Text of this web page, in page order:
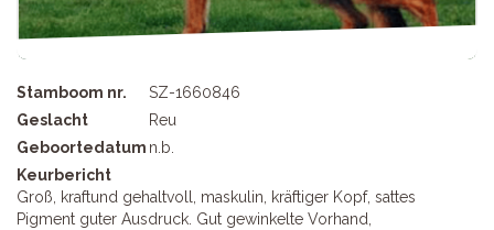
Stamboom nr.
SZ-1660846
Geslacht
Reu
Geboortedatum n.b.
Keurbericht
Groß, kraftund gehaltvoll, maskulin, kräftiger Kopf, sattes
Pigment guter Ausdruck. Gut gewinkelte Vorhand,